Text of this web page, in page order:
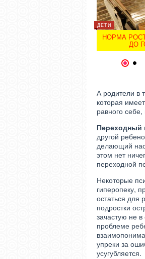
ДЕТИ
НОРМА
ДО
А родители в
которая
равного
Переходный
другой
делающий
этом нет
переходной
Некоторые
гиперопеку,
остаться для
подростки
зачастую не
проблеме
упреки за
усугубляется.